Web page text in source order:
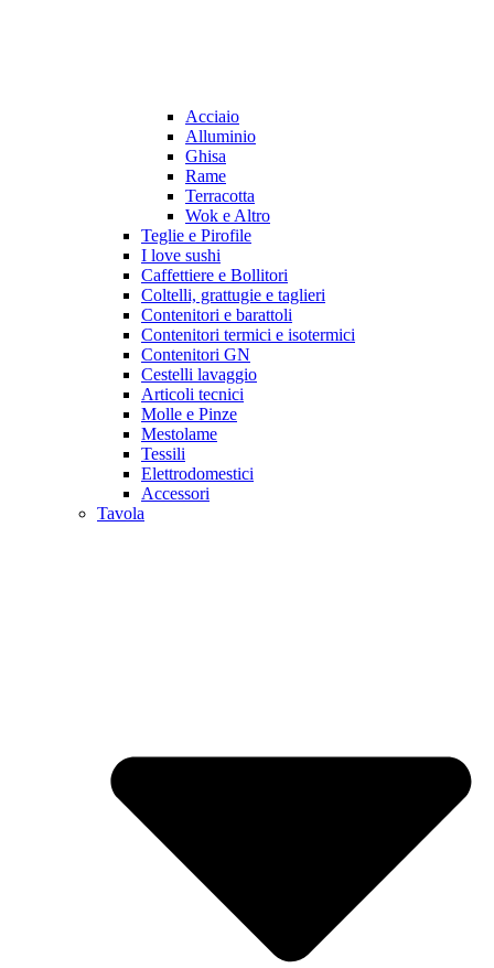
Acciaio
Alluminio
Ghisa
Rame
Terracotta
Wok e Altro
Teglie e Pirofile
I love sushi
Caffettiere e Bollitori
Coltelli, grattugie e taglieri
Contenitori e barattoli
Contenitori termici e isotermici
Contenitori GN
Cestelli lavaggio
Articoli tecnici
Molle e Pinze
Mestolame
Tessili
Elettrodomestici
Accessori
Tavola